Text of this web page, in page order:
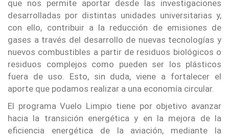
que nos permite aportar desde las investigaciones
desarrolladas por distintas unidades universitarias y,
con ello, contribuir a la reducción de emisiones de
gases a través del desarrollo de nuevas tecnologías y
nuevos combustibles a partir de residuos biológicos o
residuos complejos como pueden ser los plásticos
fuera de uso. Esto, sin duda, viene a fortalecer el
aporte que podamos realizar a una economía circular.
El programa Vuelo Limpio tiene por objetivo avanzar
hacia la transición energética y en la mejora de la
eficiencia energética de la aviación, mediante la